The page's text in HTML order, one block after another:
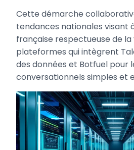
Cette démarche
tendances nationales visant
française respectueuse de
plateformes qui intègrent
des données et Botfuel pour
conversationnels simples et